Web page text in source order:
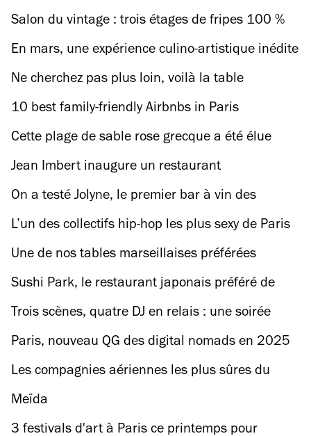
comme un pro
service des lignes 15 sud, 16 et 17 du Grand
Paris Express
Salon du vintage : trois étages de fripes 100 %
luxe dans l’ancien musée Pierre Cardin !
En mars, une expérience culino-artistique inédite
au Jeu de Paume
Ne cherchez pas plus loin, voilà la table
gastronomique qui a marqué la fin 2024 !
10 best family-friendly Airbnbs in Paris
Cette plage de sable rose grecque a été élue
meilleure plage du monde par TripAdvisor
Jean Imbert inaugure un restaurant
gastronomique à Disneyland Paris
On a testé Jolyne, le premier bar à vin des
taulières du Servan
L’un des collectifs hip-hop les plus sexy de Paris
organise une soirée dans… une salle d’escalade
Une de nos tables marseillaises préférées
s'installe pour une semaine dans un ancien
atelier d'artiste à Paris
Sushi Park, le restaurant japonais préféré de
Beyoncé, ouvre (enfin) à Paris
Trois scènes, quatre DJ en relais : une soirée
clubbing au format inédit débarque au Dojo de
Paris
Paris, nouveau QG des digital nomads en 2025
? Une étude la classe parmi les meilleures villes
pour bosser en remote
Les compagnies aériennes les plus sûres du
monde en 2025 ont été révélées… et aucune
n’est française
Meïda
3 festivals d'art à Paris ce printemps pour